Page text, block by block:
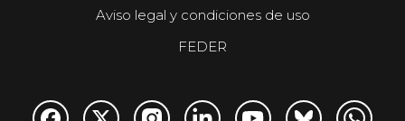
Aviso legal y condiciones de uso
FEDER